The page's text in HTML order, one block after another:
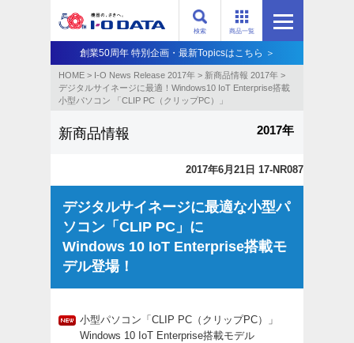
商品一覧
検索
創業50周年 特別企画・最新Topicsはこちら ＞
HOME > I-O News Release 2017年 > 新商品情報 2017年 >
デジタルサイネージに最適！Windows10 IoT Enterprise搭載
小型パソコン 「CLIP PC（クリップPC）」
新商品情報 2017年
2017年6月21日 17-NR087
デジタルサイネージに最適な小型パ
ソコン「CLIP PC」に
Windows 10 IoT Enterprise搭載モ
デル登場！
小型パソコン「CLIP PC（クリップPC）」
Windows 10 IoT Enterprise搭載モデル